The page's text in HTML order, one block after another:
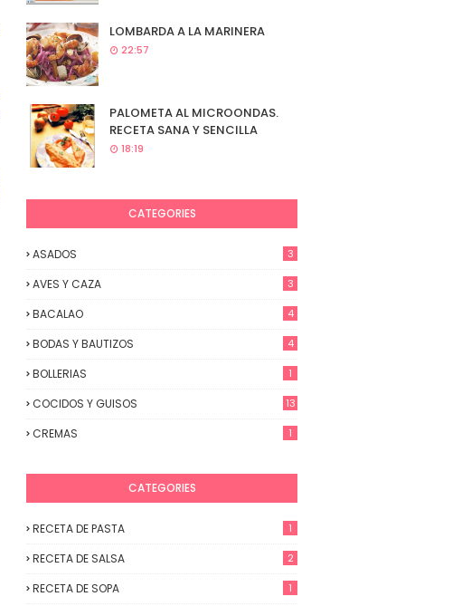
LOMBARDA A LA MARINERA
22:57
PALOMETA AL MICROONDAS.
RECETA SANA Y SENCILLA
18:19
CATEGORIES
ASADOS 3
AVES Y CAZA 3
BACALAO 4
BODAS Y BAUTIZOS 4
BOLLERIAS 1
COCIDOS Y GUISOS 13
CREMAS 1
CATEGORIES
RECETA DE PASTA 1
RECETA DE SALSA 2
RECETA DE SOPA 1